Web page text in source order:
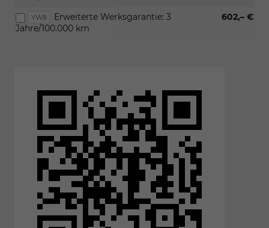
YW8 602,– €
Erweiterte Werksgarantie: 3
Jahre/100.000 km